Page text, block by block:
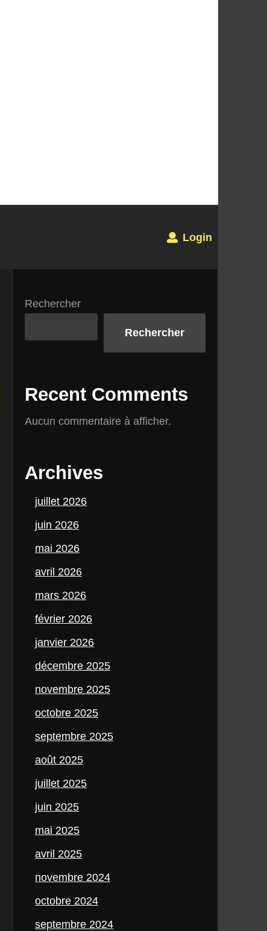
Login
Rechercher
Rechercher
Recent Comments
Aucun commentaire à afficher.
Archives
juillet 2026
juin 2026
mai 2026
avril 2026
mars 2026
février 2026
janvier 2026
décembre 2025
novembre 2025
octobre 2025
septembre 2025
août 2025
juillet 2025
juin 2025
mai 2025
avril 2025
novembre 2024
octobre 2024
septembre 2024